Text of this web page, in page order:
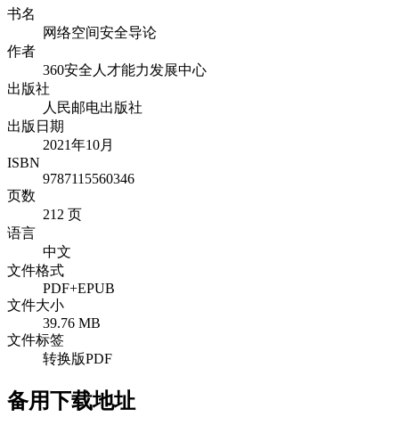
书名
网络空间安全导论
作者
360安全⼈才能⼒发展中⼼
出版社
人民邮电出版社
出版日期
2021年10月
ISBN
9787115560346
页数
212 页
语言
中文
文件格式
PDF+EPUB
文件大小
39.76 MB
文件标签
转换版PDF
备用下载地址